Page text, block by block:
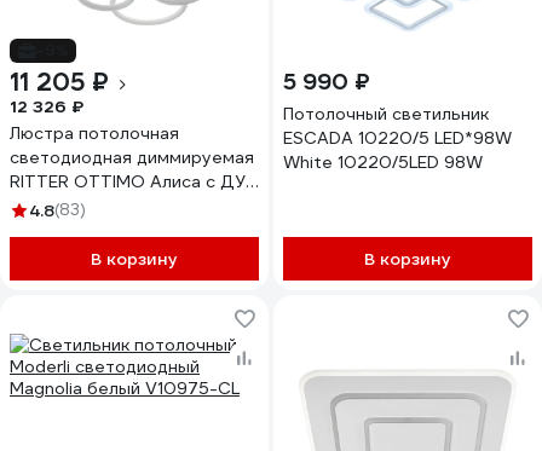
11 205 ₽
12 326 ₽
Люстра потолочная
светодиодная диммируемая
RITTER OTTIMO Алиса с ДУ
3 режима 605x560x130
65м белый/золото 51613 6
4.8(83)
В корзину
5 990 ₽
Потолочный светильник
ESCADA 10220/5 LED*98W
White 10220/5LED 98W
В корзину